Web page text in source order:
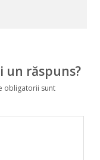
un răspuns?
obligatorii sunt